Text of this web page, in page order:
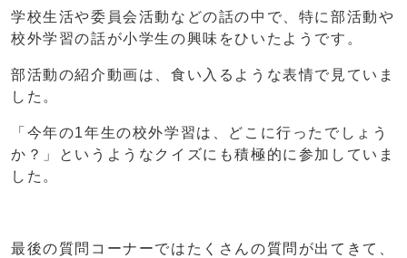
学校生活や委員会活動などの話の中で、特に部活動や
校外学習の話が小学生の興味をひいたようです。
部活動の紹介動画は、食い入るような表情で見ていま
した。
「今年の1年生の校外学習は、どこに行ったでしょう
か？」というようなクイズにも積極的に参加していま
した。
最後の質問コーナーではたくさんの質問が出てきて、